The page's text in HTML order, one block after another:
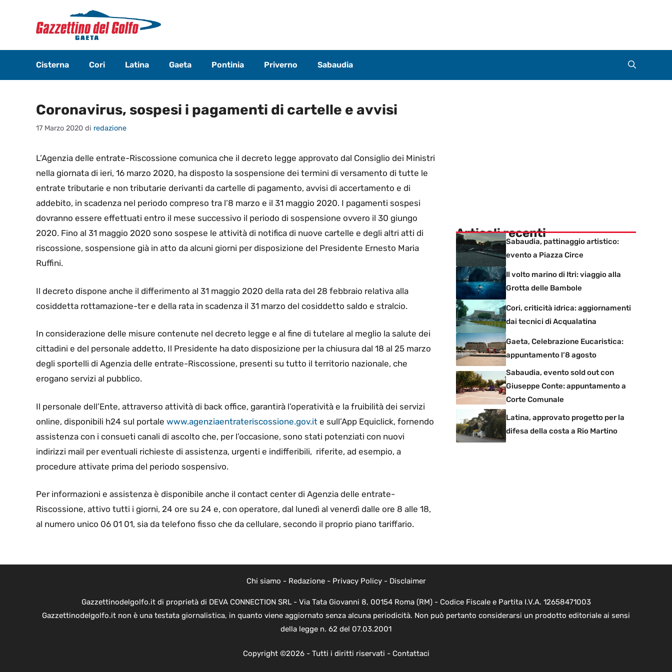
contenuto
Cisterna Cori Latina Gaeta Pontinia Priverno Sabaudia
Coronavirus, sospesi i pagamenti di cartelle e avvisi
17 Marzo 2020 di redazione
L’Agenzia delle entrate-Riscossione comunica che il decreto legge approvato dal Consiglio dei Ministri
nella giornata di ieri, 16 marzo 2020, ha disposto la sospensione dei termini di versamento di tutte le
entrate tributarie e non tributarie derivanti da cartelle di pagamento, avvisi di accertamento e di
addebito, in scadenza nel periodo compreso tra l’8 marzo e il 31 maggio 2020. I pagamenti sospesi
dovranno essere effettuati entro il mese successivo il periodo di sospensione ovvero il 30 giungo
2020. Fino al 31 maggio 2020 sono sospese le attività di notifica di nuove cartelle e degli altri atti di
riscossione, sospensione già in atto da alcuni giorni per disposizione del Presidente Ernesto Maria
Ruffini.
Il decreto dispone anche il differimento al 31 maggio 2020 della rata del 28 febbraio relativa alla
cosiddetta rottamazione-ter e della rata in scadenza il 31 marzo del cosiddetto saldo e stralcio.
In considerazione delle misure contenute nel decreto legge e al fine di tutelare al meglio la salute dei
cittadini e del personale addetto, Il Presidente ha dato disposizione per la chiusura dal 18 al 25 marzo
degli sportelli di Agenzia delle entrate-Riscossione, presenti su tutto il territorio nazionale, che
erogano servizi al pubblico.
Il personale dell’Ente, attraverso attività di back office, garantirà l’operatività e la fruibilità dei servizi
online, disponibili h24 sul portale www.agenziaentrateriscossione.gov.it e sull’App Equiclick, fornendo
assistenza con i consueti canali di ascolto che, per l’occasione, sono stati potenziati con nuovi
indirizzi mail per eventuali richieste di assistenza, urgenti e indifferibili, riferite, ad esempio, a
procedure attivate prima del periodo sospensivo.
Per informazioni e assistenza è disponibile anche il contact center di Agenzia delle entrate-
Riscossione, attivo tutti i giorni, 24 ore su 24 e, con operatore, dal lunedì al venerdì dalle ore 8 alle 18,
al numero unico 06 01 01, sia da telefono fisso che da cellulare, secondo il proprio piano tariffario.
Articoli recenti
Sabaudia, pattinaggio artistico:
evento a Piazza Circe
Il volto marino di Itri: viaggio alla
Grotta delle Bambole
Cori, criticità idrica: aggiornamenti
dai tecnici di Acqualatina
Gaeta, Celebrazione Eucaristica:
appuntamento l’8 agosto
Sabaudia, evento sold out con
Giuseppe Conte: appuntamento a
Corte Comunale
Latina, approvato progetto per la
difesa della costa a Rio Martino
Chi siamo - Redazione- Privacy Policy- Disclaimer
Gazzettinodelgolfo.it di proprietà di DEVA CONNECTION SRL - Via Tata Giovanni 8, 00154 Roma (RM) - Codice Fiscale e Partita I.V.A. 12658471003
Gazzettinodelgolfo.it non è una testata giornalistica, in quanto viene aggiornato senza alcuna periodicità. Non può pertanto considerarsi un prodotto editoriale ai sensi
della legge n. 62 del 07.03.2001
Copyright ©2026 - Tutti i diritti riservati - Contattaci